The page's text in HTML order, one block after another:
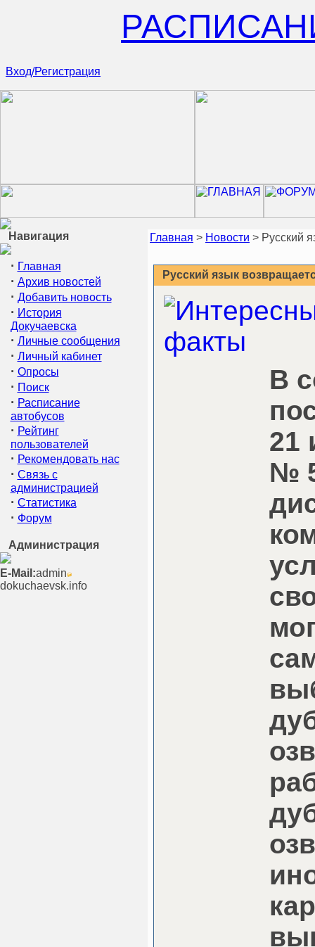
Вход/Регистрация
Навигация
· Главная
· Архив новостей
· Добавить новость
· История
Докучаевска
· Личные сообщения
· Личный кабинет
· Опросы
· Поиск
· Расписание
автобусов
· Рейтинг
пользователей
· Рекомендовать нас
· Связь с
администрацией
· Статистика
· Форум
Администрация
E-Mail:admin
dokuchaevsk.info
Главная > Новости > Русский
Русский язык
В
21
№